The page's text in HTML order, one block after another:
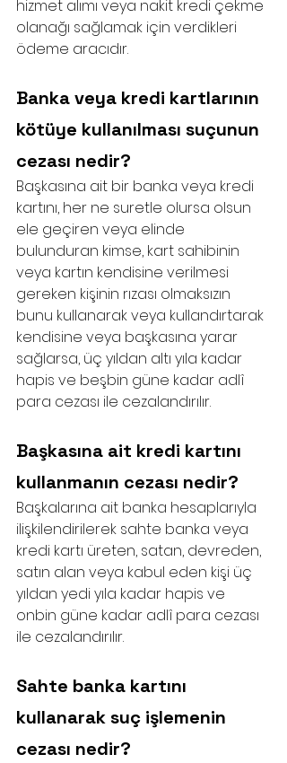
hizmet alımı veya nakit kredi çekme
olanağı sağlamak için verdikleri
ödeme aracıdır.
Banka veya kredi kartlarının
kötüye kullanılması suçunun
cezası nedir?
Başkasına ait bir banka veya kredi
kartını, her ne suretle olursa olsun
ele geçiren veya elinde
bulunduran kimse, kart sahibinin
veya kartın kendisine verilmesi
gereken kişinin rızası olmaksızın
bunu kullanarak veya kullandırtarak
kendisine veya başkasına yarar
sağlarsa, üç yıldan altı yıla kadar
hapis ve beşbin güne kadar adlî
para cezası ile cezalandırılır.
Başkasına ait kredi kartını
kullanmanın cezası nedir?
Başkalarına ait banka hesaplarıyla
ilişkilendirilerek sahte banka veya
kredi kartı üreten, satan, devreden,
satın alan veya kabul eden kişi üç
yıldan yedi yıla kadar hapis ve
onbin güne kadar adlî para cezası
ile cezalandırılır.
Sahte banka kartını
kullanarak suç işlemenin
cezası nedir?